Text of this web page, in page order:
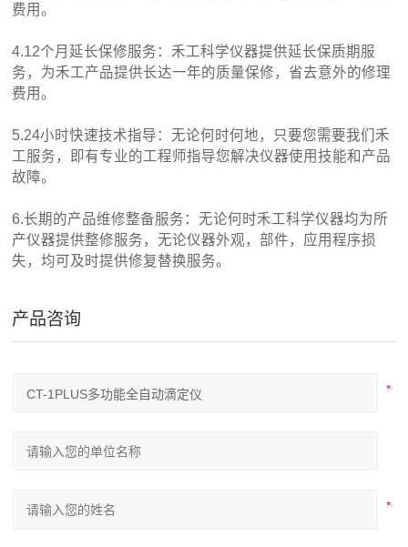
费用。
4.12个月延长保修服务：禾工科学仪器提供延长保质期服
务，为禾工产品提供长达一年的质量保修，省去意外的修理
费用。
5.24小时快速技术指导：无论何时何地，只要您需要我们禾
工服务，即有专业的工程师指导您解决仪器使用技能和产品
故障。
6.长期的产品维修整备服务：无论何时禾工科学仪器均为所
产仪器提供整修服务，无论仪器外观，部件，应用程序损
失，均可及时提供修复替换服务。
产品咨询